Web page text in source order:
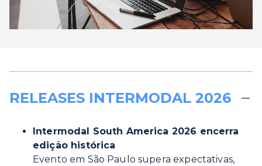
RELEASES INTERMODAL 2026
Intermodal South America 2026 encerra
edição histórica
Evento em São Paulo supera expectativas,